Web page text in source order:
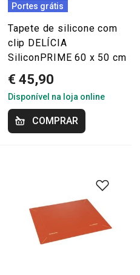
Portes grátis
Tapete de silicone com
clip DELÍCIA
SiliconPRIME 60 x 50 cm
€ 45,90
Disponível na loja online
COMPRAR